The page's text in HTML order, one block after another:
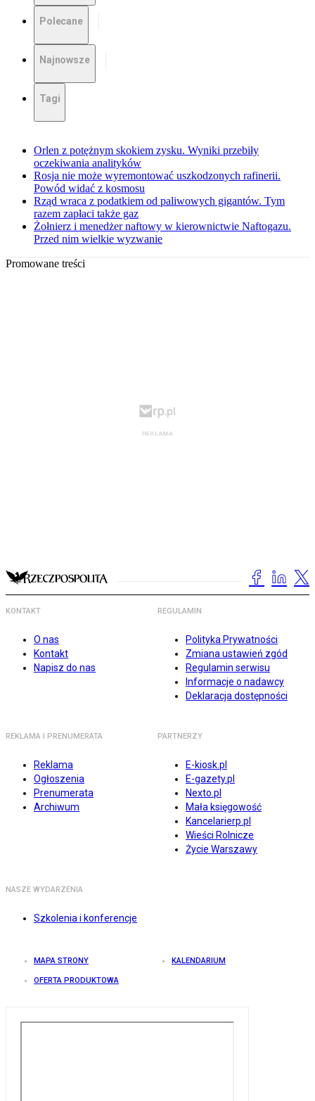
Polecane
Najnowsze
Tagi
Orlen z potężnym skokiem zysku. Wyniki przebiły
oczekiwania analityków
Rosja nie może wyremontować uszkodzonych rafinerii.
Powód widać z kosmosu
Rząd wraca z podatkiem od paliwowych gigantów. Tym
razem zapłaci także gaz
Żołnierz i menedżer naftowy w kierownictwie Naftogazu.
Przed nim wielkie wyzwanie
Promowane treści
KONTAKT
O nas
Kontakt
Napisz do nas
REGULAMIN
Polityka Prywatności
Zmiana ustawień zgód
Regulamin serwisu
Informacje o nadawcy
Deklaracja dostępności
REKLAMA I PRENUMERATA
Reklama
Ogłoszenia
Prenumerata
Archiwum
PARTNERZY
E-kiosk.pl
E-gazety.pl
Nexto.pl
Mała księgowość
Kancelarierp.pl
Wieści Rolnicze
Życie Warszawy
NASZE WYDARZENIA
Szkolenia i konferencje
MAPA STRONY KALENDARIUM
OFERTA PRODUKTOWA